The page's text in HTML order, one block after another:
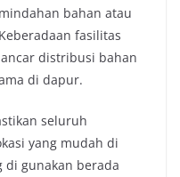
bahan atau
fasilitas
distribusi bahan
di dapur.
seluruh
yang mudah di
di gunakan berada